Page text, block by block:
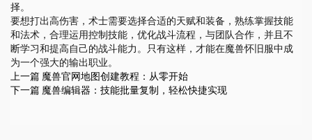
择。
要想打出高伤害，术士需要选择合适的天赋和装备，熟练掌握技能
和法术，合理运用控制技能，优化战斗流程，与团队合作，并且不
断学习和提高自己的战斗能力。只有这样，才能在魔兽怀旧服中成
为一个强大的输出职业。
上一篇 魔兽官网地图创建教程：从零开始
下一篇 魔兽编辑器：技能批量复制，轻松快捷实现